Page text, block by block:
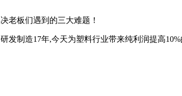
老板们遇到的三大难题！
发制造17年,今天为塑料行业带来纯利润提高